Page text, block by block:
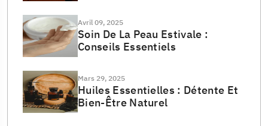
Avril 09, 2025
Soin De La Peau Estivale :
Conseils Essentiels
Mars 29, 2025
Huiles Essentielles : Détente Et
Bien-Être Naturel